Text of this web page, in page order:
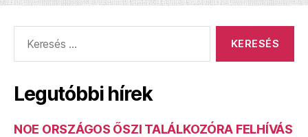
Legutóbbi hírek
NOE ORSZÁGOS ŐSZI TALÁLKOZÓRA FELHÍVÁS